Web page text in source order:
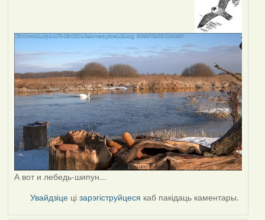
А вот и лебедь-шипун...
Увайдзіце цізарэгіструйцеся каб пакідаць каментары.